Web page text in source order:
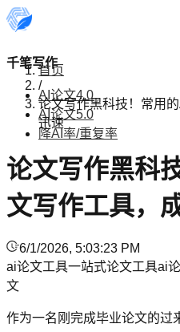
千笔写作
AI论文4.0
AI论文5.0
降AI率/重复率
首页
/
论文写作黑科技！常用
迅速
论文写作黑科
文写作工具，
6/1/2026, 5:03:23 PM
ai论文工具一站式论文工具ai
文
作为一名刚完成毕业论文的过